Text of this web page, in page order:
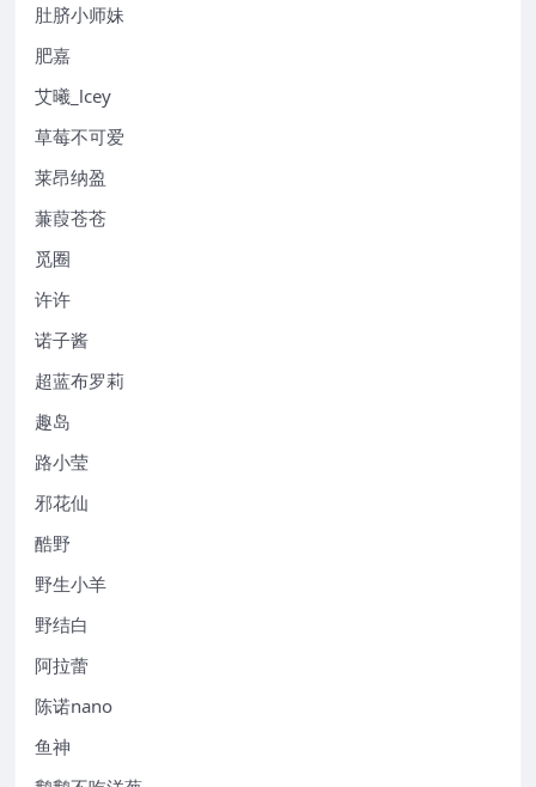
肚脐小师妹
肥嘉
艾曦_lcey
草莓不可爱
莱昂纳盈
蒹葭苍苍
觅圈
许许
诺子酱
超蓝布罗莉
趣岛
路小莹
邪花仙
酷野
野生小羊
野结白
阿拉蕾
陈诺nano
鱼神